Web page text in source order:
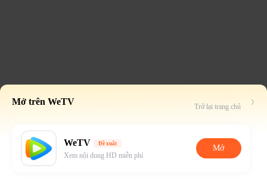
Mở trên WeTV Trở lại trang chủ
WeTV Đề xuất
Xem nội dung HD miễn phí
Mở